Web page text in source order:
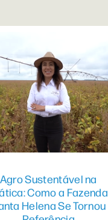
Agro Sustentável na
Como a Fazenda
Helena Se Tornou